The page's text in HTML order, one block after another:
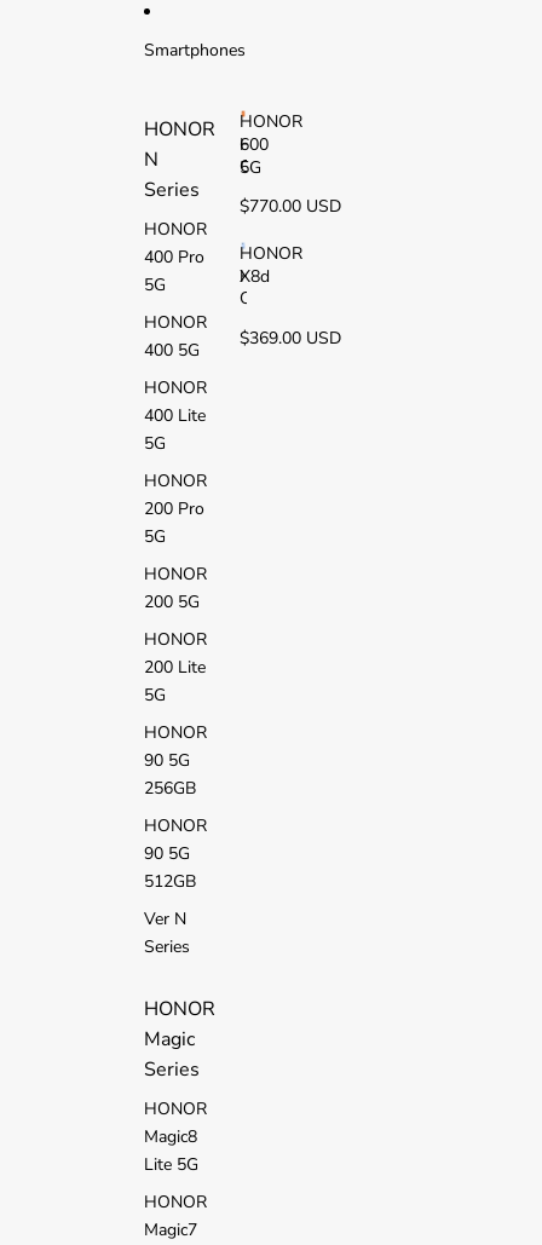
Smartphones
HONOR
N
Series
HONOR
400 Pro
5G
HONOR
400 5G
HONOR
400 Lite
5G
HONOR
200 Pro
5G
HONOR
200 5G
HONOR
200 Lite
5G
HONOR
90 5G
256GB
HONOR
90 5G
512GB
Ver N
Series
HONOR
Magic
Series
HONOR
Magic8
Lite 5G
HONOR
Magic7
HONOR
600
5G
H
O
O
6
0
0
G
$770.00 USD
HONOR
X8d
H
O
O
$369.00 USD